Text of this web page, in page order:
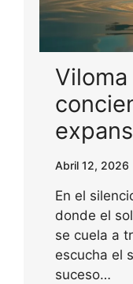
Abril 12, 2026
En el
donde el
se cuela a
escucha el
suceso…